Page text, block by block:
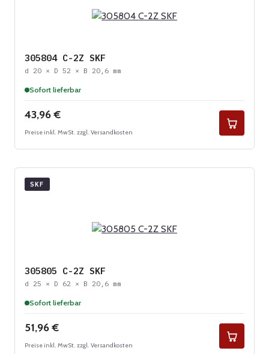
305804 C-2Z SKF
d 20 × D 52 × B 20,6 mm
Sofort lieferbar
Regulärer Preis:
43,96 €
Preise inkl. MwSt. zzgl. Versandkosten
SKF
305805 C-2Z SKF
d 25 × D 62 × B 20,6 mm
Sofort lieferbar
Regulärer Preis:
51,96 €
Preise inkl. MwSt. zzgl. Versandkosten